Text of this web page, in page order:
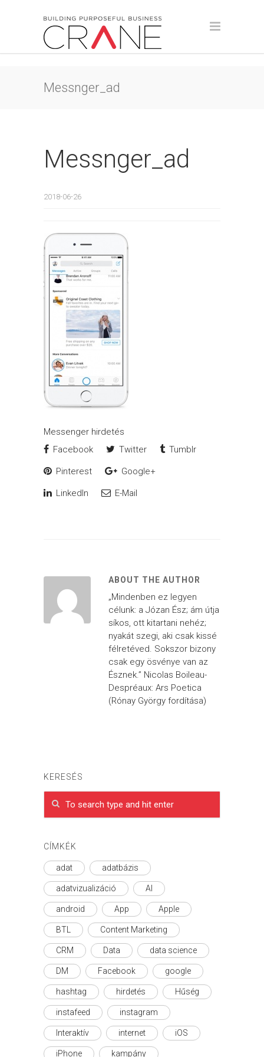
Messnger_ad
Messnger_ad
2018-06-26
Messenger hirdetés
Facebook
Twitter Tumblr
Pinterest Google+
LinkedIn E-Mail
ABOUT THE AUTHOR
„Mindenben ez legyen
célunk: a Józan Ész; ám útja
síkos, ott kitartani nehéz;
nyakát szegi, aki csak kissé
félretéved. Sokszor bizony
csak egy ösvénye van az
Észnek.” Nicolas Boileau-
Despréaux: Ars Poetica
(Rónay György fordítása)
KERESÉS
CÍMKÉK
adat adatbázis
adatvizualizáció AI
android App Apple
BTL Content Marketing
CRM Data data science
DM Facebook google
hashtag hirdetés Hűség
instafeed instagram
Interaktív internet iOS
iPhone kampány